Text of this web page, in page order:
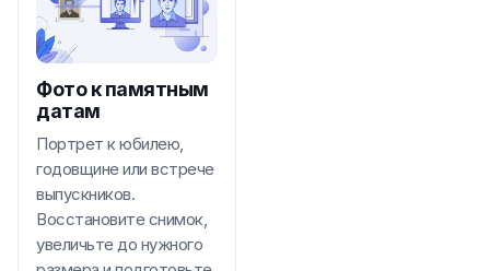
Фото к памятным
датам
Портрет к юбилею,
годовщине или встрече
выпускников.
Восстановите снимок,
увеличьте до нужного